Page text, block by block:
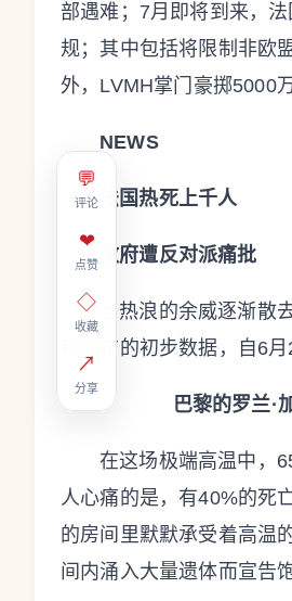
💬
评论
❤
点赞
◇
收藏
↗
分享
部遇难；7月即将到来，
规；其中包括将限制非欧
外，LVMH掌门豪掷5000
NEWS
法国热死上千人
政府遭反对派痛批
当热浪的余威逐渐
新公布的初步数据，自6
巴黎的罗兰·
在这场极端高温中，
人心痛的是，有40%的死
的房间里默默承受着高温
间内涌入大量遗体而宣告